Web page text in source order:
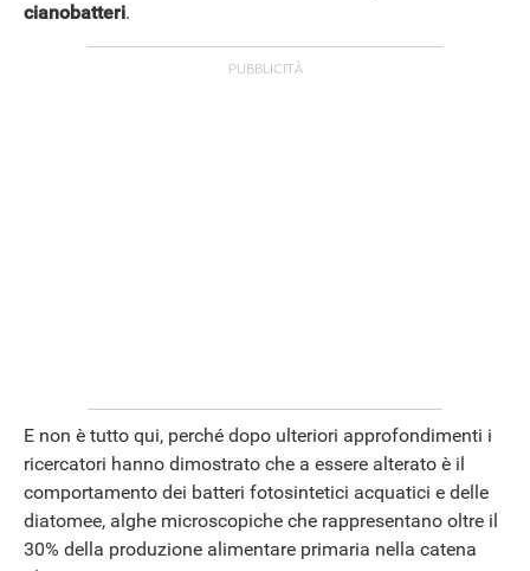
cianobatteri.
E non è tutto qui, perché dopo ulteriori approfondimenti i
ricercatori hanno dimostrato che a essere alterato è il
comportamento dei batteri fotosintetici acquatici e delle
diatomee, alghe microscopiche che rappresentano oltre il
30% della produzione alimentare primaria nella catena